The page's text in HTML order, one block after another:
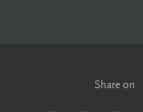
Share on